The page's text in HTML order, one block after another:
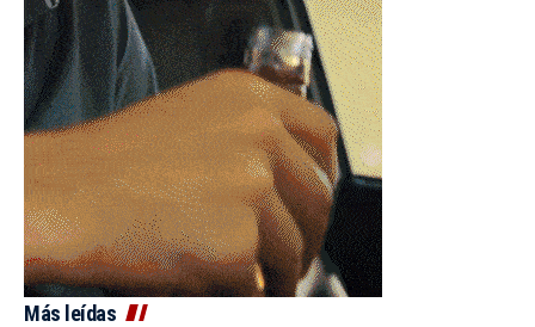
Más leídas